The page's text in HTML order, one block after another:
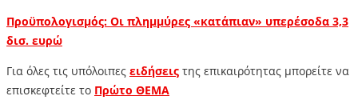
Προϋπολογισμός: Οι πλημμύρες «κατάπιαν» υπερέσοδα 3,3
δισ. ευρώ
Για όλες τις υπόλοιπες ειδήσεις της επικαιρότητας μπορείτε να
επισκεφτείτε το Πρώτο ΘΕΜΑ